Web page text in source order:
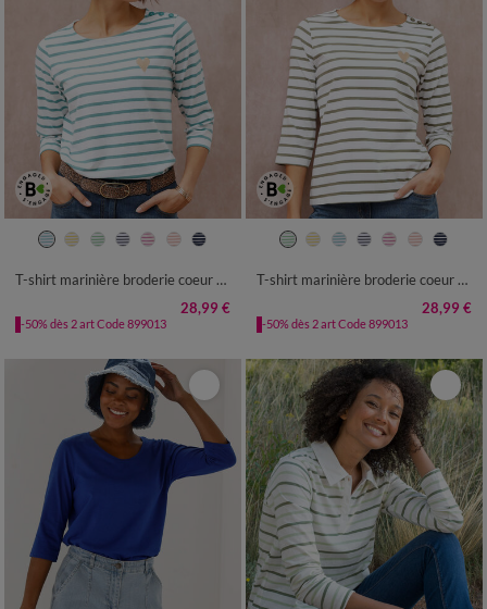
34/36 38/40 42/44 46/48
T-shirt marinière broderie coeur doré en coton biologique(**)
28,99 €
-50% dès 2 art Code 899013
34/36 38/40 42/44 46/48
T-shirt marinière broderie coeur doré en coton biologique(**)
28,99 €
-50% dès 2 art Code 899013